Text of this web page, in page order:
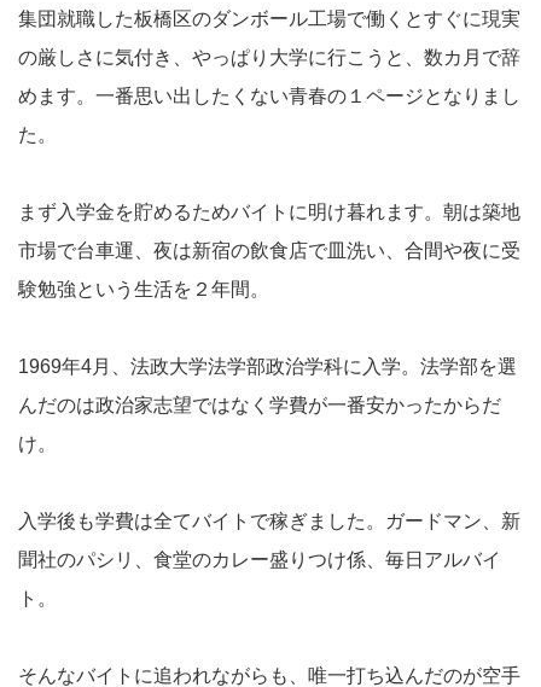
集団就職した板橋区のダンボール工場で働くとすぐに現実
の厳しさに気付き、やっぱり大学に行こうと、数カ月で辞
めます。一番思い出したくない青春の１ページとなりまし
た。
まず入学金を貯めるためバイトに明け暮れます。朝は築地
市場で台車運、夜は新宿の飲食店で皿洗い、合間や夜に受
験勉強という生活を２年間。
1969年4月、法政大学法学部政治学科に入学。法学部を選
んだのは政治家志望ではなく学費が一番安かったからだ
け。
入学後も学費は全てバイトで稼ぎました。ガードマン、新
聞社のパシリ、食堂のカレー盛りつけ係、毎日アルバイ
ト。
そんなバイトに追われながらも、唯一打ち込んだのが空手